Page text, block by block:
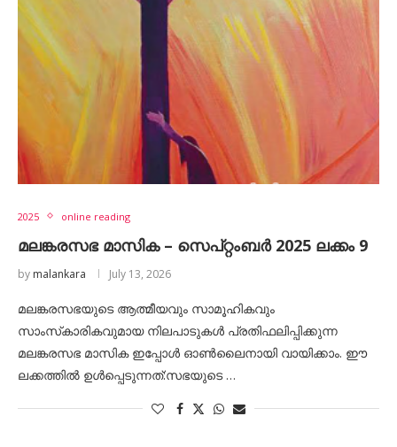
2025 online reading
മലങ്കരസഭ മാസിക – സെപ്റ്റംബർ 2025 ലക്കം 9
by malankara July 13, 2026
മലങ്കരസഭയുടെ ആത്മീയവും സാമൂഹികവും
സാംസ്‌കാരികവുമായ നിലപാടുകൾ പ്രതിഫലിപ്പിക്കുന്ന
മലങ്കരസഭ മാസിക ഇപ്പോൾ ഓൺലൈനായി വായിക്കാം. ഈ
ലക്കത്തിൽ ഉൾപ്പെടുന്നത്:സഭയുടെ …